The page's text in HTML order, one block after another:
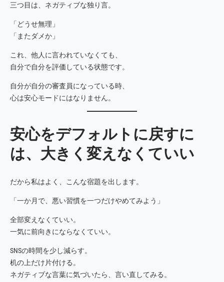
三つ目は、ネガティブな独り言。
「どうせ無理」
「またダメか」
これ、他人に言われていなくても、
自分で自分を評価している状態です。
自分が自分の審査員になっている時、
心は安心モードにはなりません。
安心をデフォルトに戻すに
は、大きく変えなくていい
だから私はよく、こんな宿題を出します。
「一か月で、悪い習慣を一つだけやめてみよう」
全部変えなくていい。
一気に前向きにならなくていい。
SNSの時間を少し減らす。
机の上だけ片付ける。
ネガティブな言葉に気づいたら、言い直してみる。